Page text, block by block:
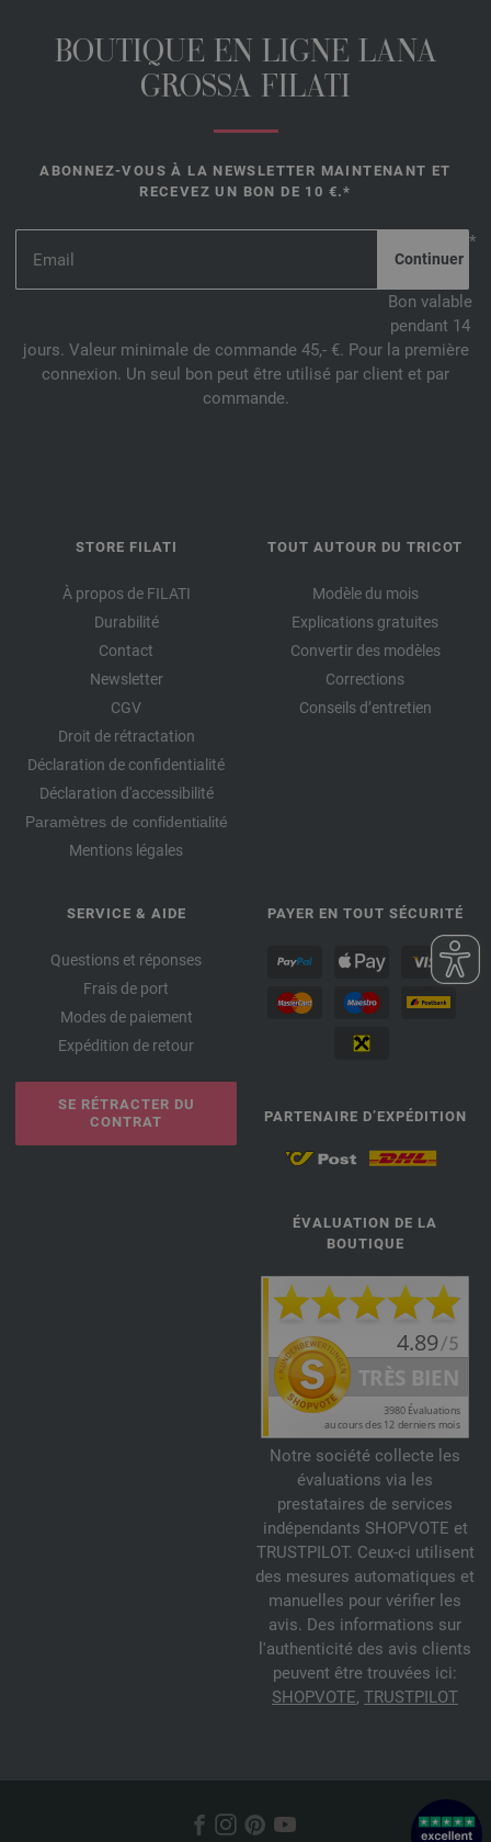
BOUTIQUE EN LIGNE LANA
GROSSA FILATI
ABONNEZ-VOUS À LA NEWSLETTER MAINTENANT ET
RECEVEZ UN BON DE 10 €.*
*
Bon valable
pendant 14
jours. Valeur minimale de commande 45,- €. Pour la première
connexion. Un seul bon peut être utilisé par client et par
commande.
STORE FILATI
À propos de FILATI
Durabilité
Contact
Newsletter
CGV
Droit de rétractation
Déclaration de confidentialité
Déclaration d'accessibilité
Paramètres de confidentialité
Mentions légales
TOUT AUTOUR DU TRICOT
Modèle du mois
Explications gratuites
Convertir des modèles
Corrections
Conseils d’entretien
SERVICE & AIDE
Questions et réponses
Frais de port
Modes de paiement
Expédition de retour
SE RÉTRACTER DU
CONTRAT
PAYER EN TOUT SÉCURITÉ
PARTENAIRE D’EXPÉDITION
ÉVALUATION DE LA
BOUTIQUE
Notre société collecte les
évaluations via les
prestataires de services
indépendants SHOPVOTE et
TRUSTPILOT. Ceux-ci utilisent
des mesures automatiques et
manuelles pour vérifier les
avis. Des informations sur
l'authenticité des avis clients
peuvent être trouvées ici:
SHOPVOTE, TRUSTPILOT